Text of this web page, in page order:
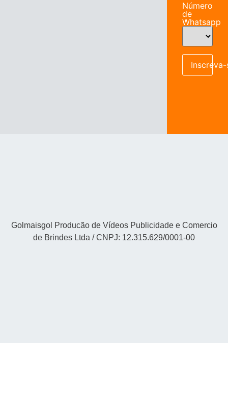
Número
de
Whatsapp
Inscreva-
Golmaisgol Producão de Vídeos Publicidade e Comercio
de Brindes Ltda / CNPJ: 12.315.629/0001-00